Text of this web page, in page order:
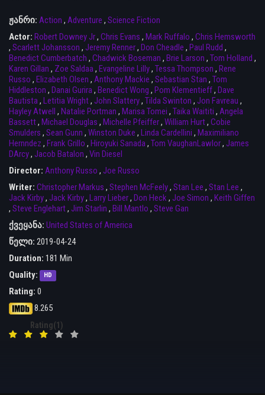
ჟანრი: Action , Adventure , Science Fiction
Actor: Robert Downey Jr, Chris Evans , Mark Ruffalo , Chris Hemsworth
, Scarlett Johansson , Jeremy Renner, Don Cheadle , Paul Rudd ,
Benedict Cumberbatch , Chadwick Boseman , Brie Larson , Tom Holland ,
Karen Gillan , Zoe Saldaa, Evangeline Lilly, Tessa Thompson , Rene
Russo , Elizabeth Olsen , Anthony Mackie , Sebastian Stan , Tom
Hiddleston , Danai Gurira, Benedict Wong , Pom Klementieff, Dave
Bautista, Letitia Wright, John Slattery, Tilda Swinton , Jon Favreau ,
Hayley Atwell , Natalie Portman , Marisa Tomei , Taika Waititi , Angela
Bassett, Michael Douglas , Michelle Pfeiffer, William Hurt, Cobie
Smulders , Sean Gunn , Winston Duke , Linda Cardellini , Maximiliano
Hernndez , Frank Grillo , Hiroyuki Sanada, Tom VaughanLawlor, James
DArcy, Jacob Batalon , Vin Diesel
Director: Anthony Russo , Joe Russo
Writer: Christopher Markus , Stephen McFeely, Stan Lee , Stan Lee ,
Jack Kirby, Jack Kirby, Larry Lieber, Don Heck , Joe Simon , Keith Giffen
, Steve Englehart, Jim Starlin , Bill Mantlo , Steve Gan
ქვეყანა: United States of America
წელი: 2019-04-24
Duration: 181 Min
Quality:
HD
Rating: 0
8.265
Rating(1)